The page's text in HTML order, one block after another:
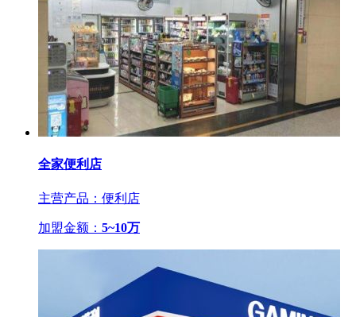
全家便利店
主营产品：便利店
加盟金额： 5~10万